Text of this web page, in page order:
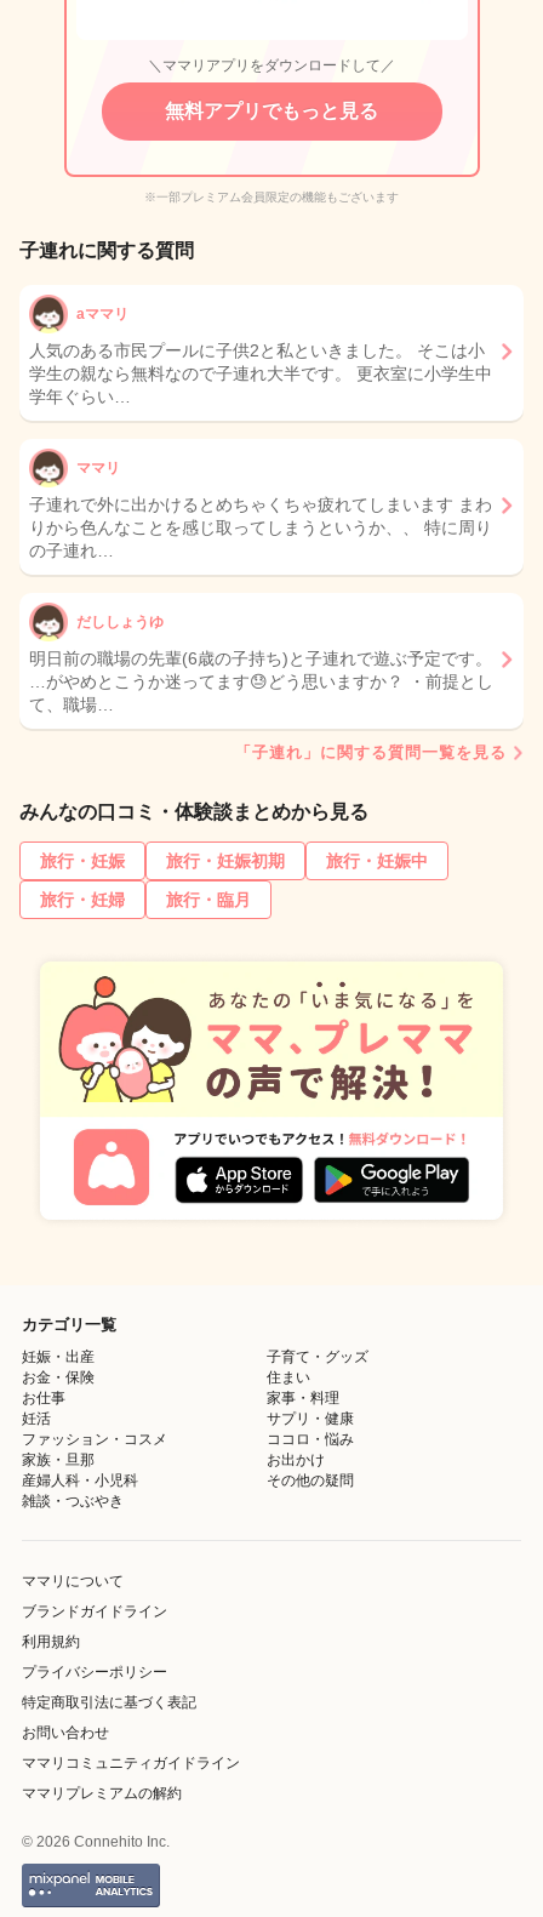
＼ママリアプリをダウンロードして／
無料アプリでもっと見る
※一部プレミアム会員限定の機能もございます
子連れに関する質問
aママリ
人気のある市民プールに子供2と私といきました。 そこは小
学生の親なら無料なので子連れ大半です。 更衣室に小学生中
学年ぐらい…
ママリ
子連れで外に出かけるとめちゃくちゃ疲れてしまいます まわ
りから色んなことを感じ取ってしまうというか、、 特に周り
の子連れ…
だししょうゆ
明日前の職場の先輩(6歳の子持ち)と子連れで遊ぶ予定です。
…がやめとこうか迷ってます😓どう思いますか？ ・前提とし
て、職場…
「子連れ」に関する質問一覧を見る
みんなの口コミ・体験談まとめから見る
旅行・妊娠 旅行・妊娠初期
旅行・妊娠中
旅行・妊婦
旅行・臨月
カテゴリ一覧
妊娠・出産
子育て・グッズ
お金・保険
住まい
お仕事
家事・料理
妊活
サプリ・健康
ファッション・コスメ
ココロ・悩み
家族・旦那
お出かけ
産婦人科・小児科
その他の疑問
雑談・つぶやき
ママリについて
ブランドガイドライン
利用規約
プライバシーポリシー
特定商取引法に基づく表記
お問い合わせ
ママリコミュニティガイドライン
ママリプレミアムの解約
© 2026 Connehito Inc.